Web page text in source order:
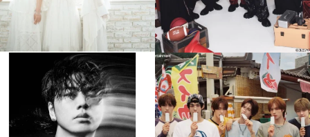
musicjapantv
💡8月特番放送決定！
...
8月 4
305 0
musicjapantv
💡8月特番放送決定！
...
8月 4
5 0